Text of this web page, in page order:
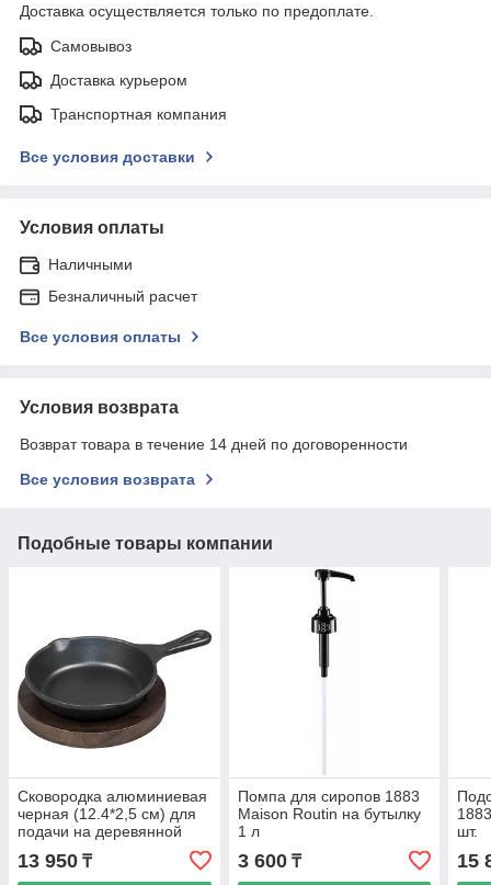
Доставка осуществляется только по предоплате.
Самовывоз
Доставка курьером
Транспортная компания
Все условия доставки
Условия оплаты
Наличными
Безналичный расчет
Все условия оплаты
Условия возврата
Возврат товара в течение 14 дней по договоренности
Все условия возврата
Подобные товары компании
Сковородка алюминиевая
черная (12.4*2,5 см) для
подачи на деревянной
подставке, P.L. Proff
Cuisine
13 950 ₸
Помпа для сиропов 1883
Maison Routin на бутылку
1 л
3 600₸
шт.
15